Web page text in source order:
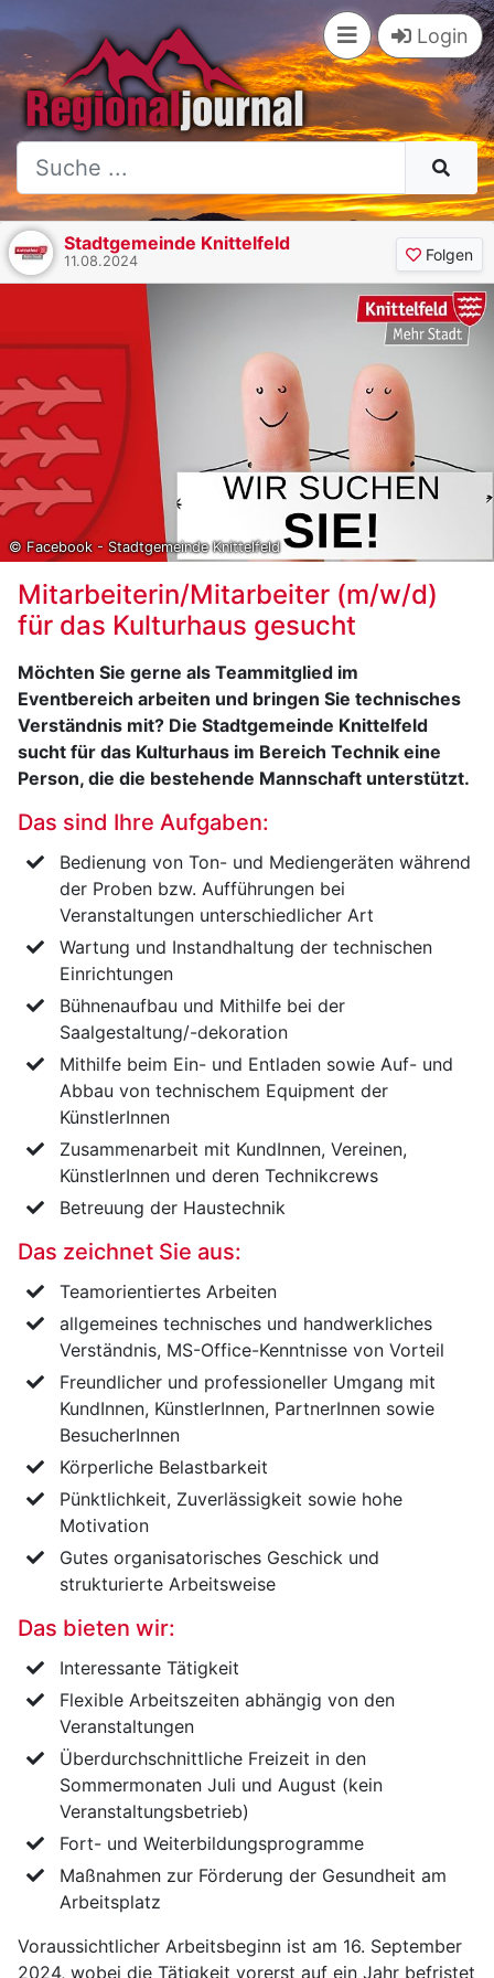
Login
Stadtgemeinde Knittelfeld
11.08.2024 Folgen
© Facebook - Stadtgemeinde Knittelfeld
Mitarbeiterin/Mitarbeiter (m/w/d)
für das Kulturhaus gesucht
Möchten Sie gerne als Teammitglied im
Eventbereich arbeiten und bringen Sie technisches
Verständnis mit? Die Stadtgemeinde Knittelfeld
sucht für das Kulturhaus im Bereich Technik eine
Person, die die bestehende Mannschaft unterstützt.
Das sind Ihre Aufgaben:
Bedienung von Ton- und Mediengeräten während
der Proben bzw. Aufführungen bei
Veranstaltungen unterschiedlicher Art
Wartung und Instandhaltung der technischen
Einrichtungen
Bühnenaufbau und Mithilfe bei der
Saalgestaltung/-dekoration
Mithilfe beim Ein- und Entladen sowie Auf- und
Abbau von technischem Equipment der
KünstlerInnen
Zusammenarbeit mit KundInnen, Vereinen,
KünstlerInnen und deren Technikcrews
Betreuung der Haustechnik
Das zeichnet Sie aus:
Teamorientiertes Arbeiten
allgemeines technisches und handwerkliches
Verständnis, MS-Office-Kenntnisse von Vorteil
Freundlicher und professioneller Umgang mit
KundInnen, KünstlerInnen, PartnerInnen sowie
BesucherInnen
Körperliche Belastbarkeit
Pünktlichkeit, Zuverlässigkeit sowie hohe
Motivation
Gutes organisatorisches Geschick und
strukturierte Arbeitsweise
Das bieten wir:
Interessante Tätigkeit
Flexible Arbeitszeiten abhängig von den
Veranstaltungen
Überdurchschnittliche Freizeit in den
Sommermonaten Juli und August (kein
Veranstaltungsbetrieb)
Fort- und Weiterbildungsprogramme
Maßnahmen zur Förderung der Gesundheit am
Arbeitsplatz
Voraussichtlicher Arbeitsbeginn ist am 16. September
2024, wobei die Tätigkeit vorerst auf ein Jahr befristet